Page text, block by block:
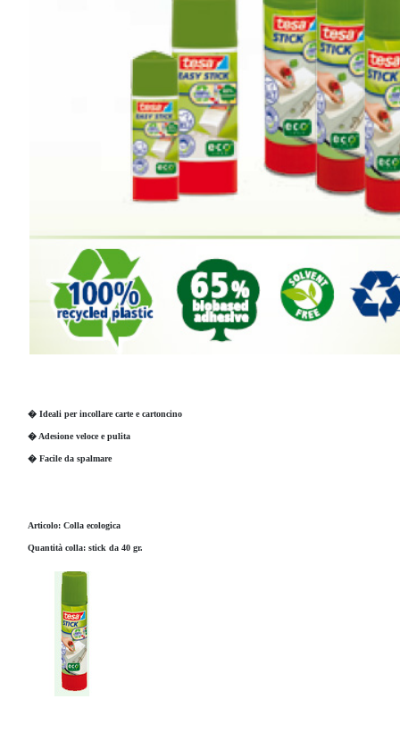
� Ideali per incollare carte e cartoncino
� Adesione veloce e pulita
� Facile da spalmare
Articolo: Colla ecologica
Quantità colla: stick da 40 gr.